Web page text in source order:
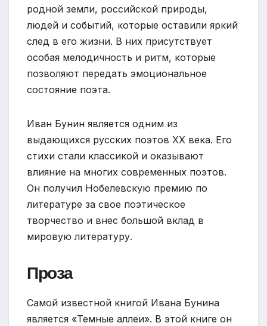
родной земли, российской природы,
людей и событий, которые оставили яркий
след в его жизни. В них присутствует
особая мелодичность и ритм, которые
позволяют передать эмоциональное
состояние поэта.
Иван Бунин является одним из
выдающихся русских поэтов XX века. Его
стихи стали классикой и оказывают
влияние на многих современных поэтов.
Он получил Нобелевскую премию по
литературе за свое поэтическое
творчество и внес большой вклад в
мировую литературу.
Проза
Самой известной книгой Ивана Бунина
является «Темные аллеи». В этой книге он